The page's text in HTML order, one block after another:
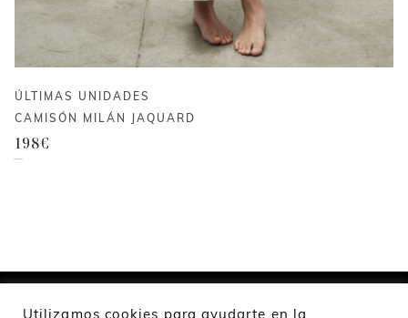
ÚLTIMAS UNIDADES
CAMISÓN MILÁN JAQUARD
198€
Utilizamos cookies para ayudarte en la